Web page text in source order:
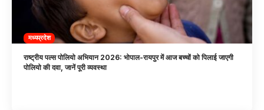
मध्यप्रदेश
राष्ट्रीय पल्स पोलियो अभियान 2026: भोपाल-रायपुर में आज बच्चों को पिलाई जाएगी
पोलियो की दवा, जानें पूरी व्यवस्था